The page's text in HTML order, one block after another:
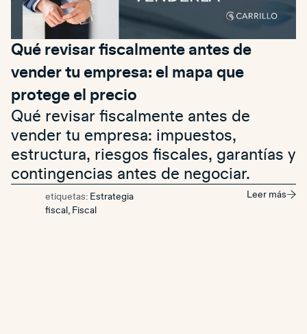
Qué revisar fiscalmente antes de
vender tu empresa: el mapa que
protege el precio
Qué revisar fiscalmente antes de
vender tu empresa: impuestos,
estructura, riesgos fiscales, garantías y
contingencias antes de negociar.
etiquetas: Estrategia
fiscal , Fiscal
Leer más